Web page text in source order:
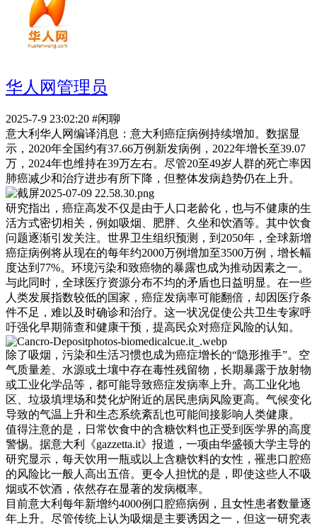
华人网管理员
2025-7-9 23:02:20 #闲聊
意大利华人网编译消息：意大利癌症病例持续增加。数据显
示，2020年全国约有37.66万例新发病例，2022年增长至39.07
万，2024年也维持在39万左右。尽管20至49岁人群的死亡率因
肺癌减少和治疗进步有所下降，但整体发病趋势仍在上升。
研究指出，癌症高发不仅是由于人口老龄化，也与不健康的生
活方式密切相关，例如吸烟、肥胖、久坐和饮酒等。其中饮食
问题逐渐引发关注。世界卫生组织预测，到2050年，全球新增
癌症病例将从现在的每年约2000万例增加至3500万例，增长幅
度达到77%。环境污染和致癌物的暴露也成为推动因素之一。
与此同时，全球医疗资源分布不均的矛盾也日益明显。在一些
人类发展指数较低的国家，癌症发病率可能翻倍，却因医疗条
件不足，难以及时确诊和治疗。这一状况促使公共卫生专家呼
吁强化早期筛查和健康干预，提高民众对癌症风险的认知。
除了吸烟，污染和生活习惯也成为癌症增长的“隐形推手”。空
气质量差、水源或土壤中存在毒性残留物，长期暴露于放射物
或工业化学品等，都可能导致癌症发病率上升。高工业化地
区、垃圾填埋场和焚化炉附近的居民患病风险更高。气候变化
导致的气温上升和生态系统紊乱也可能间接影响人类健康。
值得注意的是，日常饮食中的含糖饮料也正受到医学界的高度
警惕。据意大利《gazzetta.it》报道，一项由华盛顿大学主导的
研究显示，每天饮用一瓶或以上含糖饮料的女性，罹患口腔癌
的风险比一般人高出五倍。更令人担忧的是，即使这些人不吸
烟或不饮酒，依然存在显著的发病概率。
目前意大利每年新增约4000例口腔癌病例，且女性患者数量逐
年上升。尽管传统上认为吸烟是主要诱因之一，但这一研究表